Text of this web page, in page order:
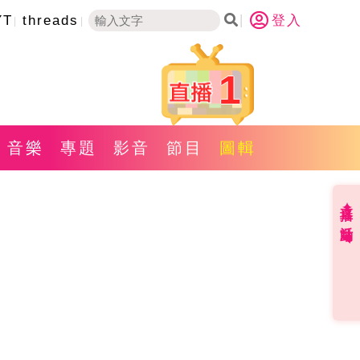
threads 登入
1
音樂 專題 影音 節目 圖輯
直播✦活動